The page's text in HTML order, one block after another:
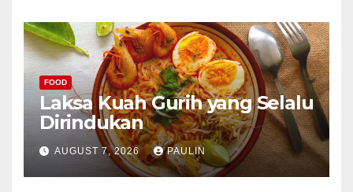
FOOD
Laksa Kuah Gurih yang Selalu
Dirindukan
AUGUST 7, 2026 PAULIN